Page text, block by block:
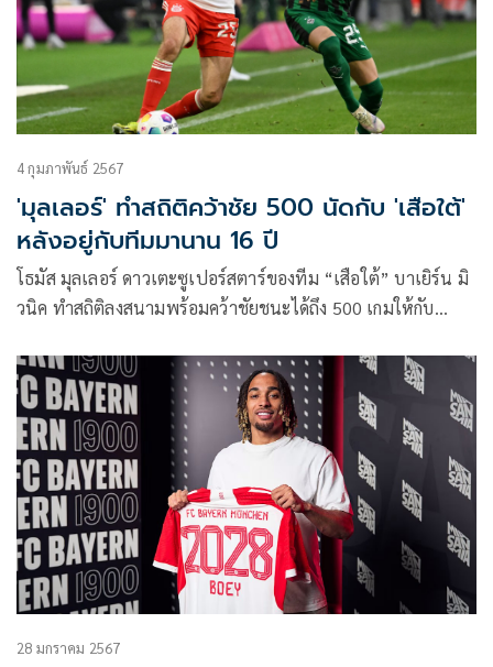
4 กุมภาพันธ์ 2567
'มุลเลอร์' ทำสถิติคว้าชัย 500 นัดกับ 'เสือใต้'
หลังอยู่กับทีมมานาน 16 ปี
โธมัส มุลเลอร์ ดาวเตะซูเปอร์สตาร์ของทีม “เสือใต้” บาเยิร์น มิ
วนิค ทำสถิติลงสนามพร้อมคว้าชัยชนะได้ถึง 500 เกมให้กับ
เสาร์ที่ผ่านมา
28 มกราคม 2567